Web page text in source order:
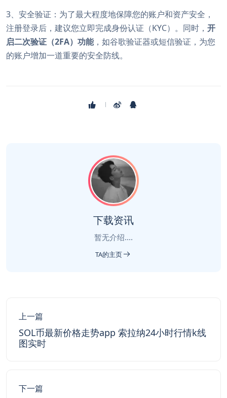
3、安全验证：为了最大程度地保障您的账户和资产安全，
注册登录后，建议您立即完成身份认证（KYC）。同时， 开
启二次验证（2FA）功能，如谷歌验证器或短信验证，为您
的账户增加一道重要的安全防线。
下载资讯
暂无介绍....
TA的主页
上一篇
SOL币最新价格走势app 索拉纳24小时行情k线
图实时
下一篇